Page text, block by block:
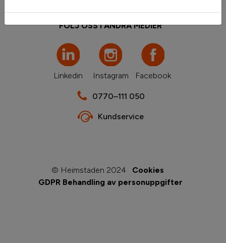
FÖLJ OSS I ANDRA MEDIER
Linkedin Instagram Facebook
0770–111 050
Kundservice
© Heimstaden 2024
Cookies
GDPR Behandling av personuppgifter